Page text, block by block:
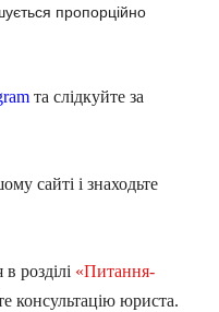
пропорційно
та слідкуйте за
сайті і знаходьте
розділі «Питання-
консультацію юриста.